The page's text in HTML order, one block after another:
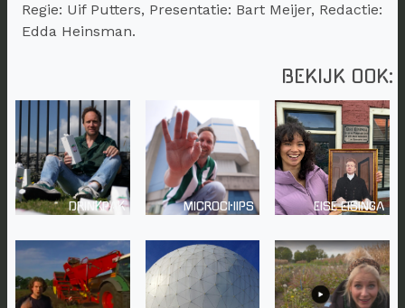
Regie: Uif Putters, Presentatie: Bart Meijer, Redactie:
Edda Heinsman.
BEKIJK OOK:
DRINKPAK MICROCHIPS EISE EISINGA